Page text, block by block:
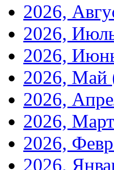
2026,
2026,
2026,
2026, Май
2026,
2026, Март
2026,
2026,